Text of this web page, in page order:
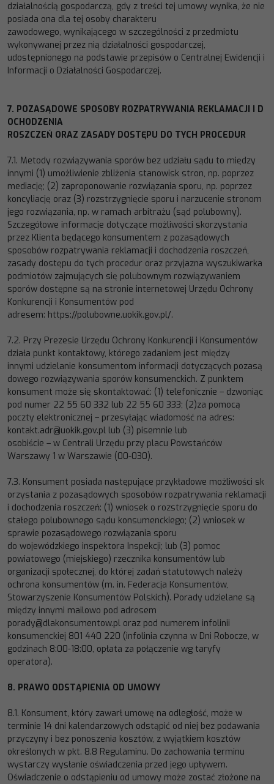
działalnością gospodarczą, gdy z treści tej umowy wynika, że nie
posiada ona dla tej osoby charakteru
zawodowego, wynikającego w szczególności z przedmiotu
wykonywanej przez nią działalności gospodarczej,
udostępnionego na podstawie przepisów o Centralnej Ewidencji i
Informacji o Działalności Gospodarczej.
7. POZASĄDOWE SPOSOBY ROZPATRYWANIA REKLAMACJI I D
OCHODZENIA
ROSZCZEŃ ORAZ ZASADY DOSTĘPU DO TYCH PROCEDUR
7.1. Metody rozwiązywania sporów bez udziału sądu to między
innymi (1) umożliwienie zbliżenia stanowisk stron, np. poprzez
mediację; (2) zaproponowanie rozwiązania sporu, np. poprzez
koncyliację oraz (3) rozstrzygnięcie sporu i narzucenie stronom
jego rozwiązania, np. w ramach arbitrażu (sąd polubowny).
Szczegółowe informacje dotyczące możliwości skorzystania
przez Klienta będącego konsumentem z pozasądowych
sposobów rozpatrywania reklamacji i dochodzenia roszczeń,
zasady dostępu do tych procedur oraz przyjazna wyszukiwarka
podmiotów zajmujących się polubownym rozwiązywaniem
sporów dostępne są na stronie internetowej Urzędu Ochrony
Konkurencji i Konsumentów pod
adresem: https://polubowne.uokik.gov.pl/.
7.2. Przy Prezesie Urzędu Ochrony Konkurencji i Konsumentów
działa punkt kontaktowy, którego zadaniem jest między
innymi udzielanie konsumentom informacji dotyczących pozasą
dowego rozwiązywania sporów konsumenckich. Z punktem
konsument może się skontaktować: (1) telefonicznie – dzwoniąc
pod numer 22 55 60 332 lub 22 55 60 333; (2)za pomocą
poczty elektronicznej – przesyłając wiadomość na adres:
kontakt.adr@uokik.gov.pl lub (3) pisemnie lub
osobiście – w Centrali Urzędu przy placu Powstańców
Warszawy 1 w Warszawie (00-030).
7.3. Konsument posiada następujące przykładowe możliwości sk
orzystania z pozasądowych sposobów rozpatrywania reklamacji
i dochodzenia roszczeń: (1) wniosek o rozstrzygnięcie sporu do
stałego polubownego sądu konsumenckiego; (2) wniosek w
sprawie pozasądowego rozwiązania sporu
do wojewódzkiego inspektora Inspekcji; lub (3) pomoc
powiatowego (miejskiego) rzecznika konsumentów lub
organizacji społecznej, do której zadań statutowych należy
ochrona konsumentów (m. in. Federacja Konsumentów,
Stowarzyszenie Konsumentów Polskich). Porady udzielane są
między innymi mailowo pod adresem
porady@dlakonsumentow.pl oraz pod numerem infolinii
konsumenckiej 801 440 220 (infolinia czynna w Dni Robocze, w
godzinach 8:00-18:00, opłata za połączenie wg taryfy
operatora).
8. PRAWO ODSTĄPIENIA OD UMOWY
8.1. Konsument, który zawarł umowę na odległość, może w
terminie 14 dni kalendarzowych odstąpić od niej bez podawania
przyczyny i bez ponoszenia kosztów, z wyjątkiem kosztów
określonych w pkt. 8.8 Regulaminu. Do zachowania terminu
wystarczy wysłanie oświadczenia przed jego upływem.
Oświadczenie o odstąpieniu od umowy może zostać złożone na